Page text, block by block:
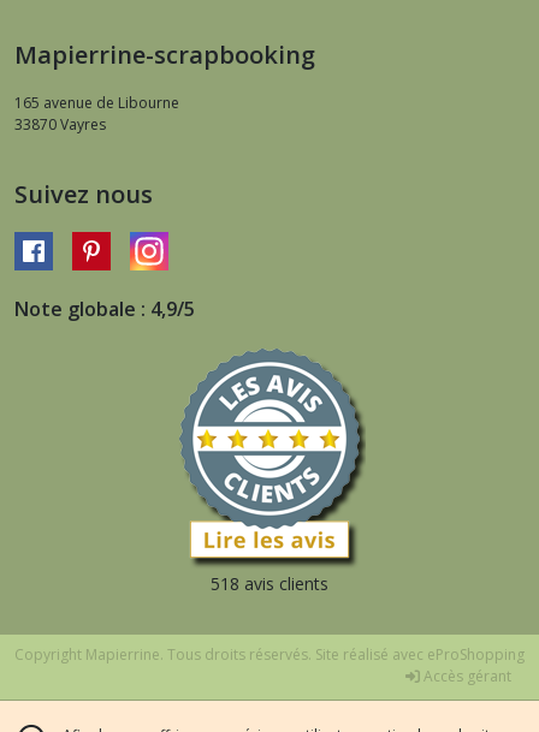
Mapierrine-scrapbooking
165 avenue de Libourne
33870Vayres
Suivez nous
Note globale : 4,9/5
518 avis clients
Copyright Mapierrine. Tous droits réservés. Site réalisé avec eProShopping
Accès gérant